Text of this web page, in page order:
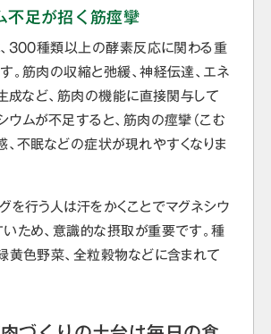
不足が招く筋痙攣
300種類以上の酵素反応に関わる重
。筋肉の収縮と弛緩、神経伝達、エネ
成など、筋肉の機能に直接関与して
ウムが不足すると、筋肉の痙攣（こむ
、不眠などの症状が現れやすくなりま
を行う人は汗をかくことでマグネシウ
ため、意識的な摂取が重要です。種
黄色野菜、全粒穀物などに含まれて